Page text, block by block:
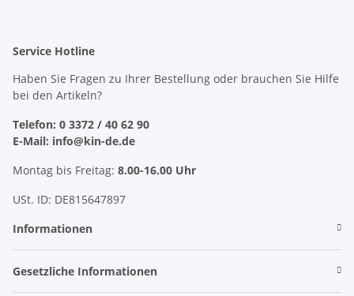
Service Hotline
Haben Sie Fragen zu Ihrer Bestellung oder brauchen Sie Hilfe
bei den Artikeln?
Telefon: 0 3372 / 40 62 90
E-Mail: info@kin-de.de
Montag bis Freitag: 8.00-16.00 Uhr
USt. ID: DE815647897
Informationen
Gesetzliche Informationen